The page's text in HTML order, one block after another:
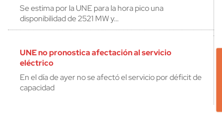
Se estima por la UNE para la hora pico una
disponibilidad de 2521 MW y…
UNE no pronostica afectación al servicio
eléctrico
En el día de ayer no se afectó el servicio por déficit de
capacidad